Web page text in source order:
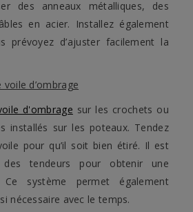
des anneaux métalliques, des
en acier. Installez également
prévoyez d’ajuster facilement la
d’ombrage
d'ombrage sur les crochets ou
installés sur les poteaux. Tendez
pour qu’il soit bien étiré. Il est
des tendeurs pour obtenir une
système permet également
nécessaire avec le temps.